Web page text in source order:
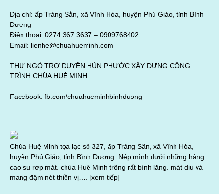
Địa chỉ: ấp Trảng Sắn, xã Vĩnh Hòa, huyện Phú Giáo, tỉnh Bình
Dương
Điện thoại: 0274 367 3637 – 0909768402
Email: lienhe@chuahueminh.com
THƯ NGỎ TRỢ DUYÊN HÙN PHƯỚC XÂY DỰNG CÔNG
TRÌNH CHÙA HUỆ MINH
Facebook: fb.com/chuahueminhbinhduong
Chùa Huệ Minh tọa lạc số 327, ấp Trảng Săn, xã Vĩnh Hòa,
huyện Phú Giáo, tỉnh Bình Dương. Nép mình dưới những hàng
cao su rợp mát, chùa Huệ Minh trông rất bình lặng, mát dịu và
mang đậm nét thiền vị…. [xem tiếp]